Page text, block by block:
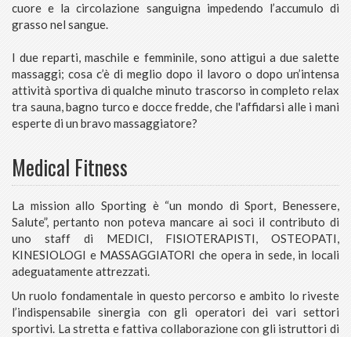
cuore e la circolazione sanguigna impedendo l’accumulo di
grasso nel sangue.
I due reparti, maschile e femminile, sono attigui a due salette
massaggi; cosa c’è di meglio dopo il lavoro o dopo un’intensa
attività sportiva di qualche minuto trascorso in completo relax
tra sauna, bagno turco e docce fredde, che l'affidarsi alle i mani
esperte di un bravo massaggiatore?
Medical Fitness
La mission allo Sporting è “un mondo di Sport, Benessere,
Salute”, pertanto non poteva mancare ai soci il contributo di
uno staff di MEDICI, FISIOTERAPISTI, OSTEOPATI,
KINESIOLOGI e MASSAGGIATORI che opera in sede, in locali
adeguatamente attrezzati.
Un ruolo fondamentale in questo percorso e ambito lo riveste
l’indispensabile sinergia con gli operatori dei vari settori
sportivi. La stretta e fattiva collaborazione con gli istruttori di